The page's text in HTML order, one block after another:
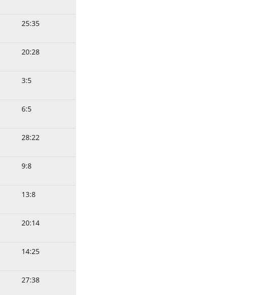
25:35
20:28
3:5
6:5
28:22
9:8
13:8
20:14
14:25
27:38